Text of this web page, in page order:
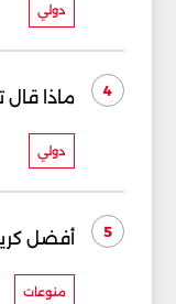
دولي
4 ماذا قال
دولي
5 أفضل
منوعات